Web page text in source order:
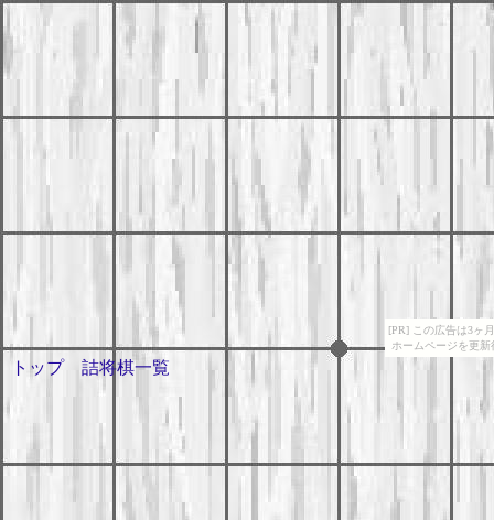
[PR] この広告は3ヶ
ホームページを更
トップ 詰将棋一覧